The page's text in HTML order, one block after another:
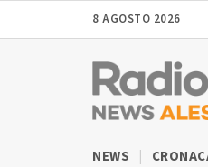
8 AGOSTO 2026
NEWS